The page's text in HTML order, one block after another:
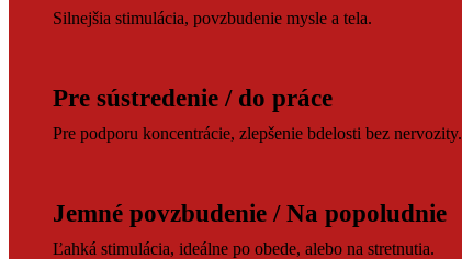
Silnejšia stimulácia, povzbudenie mysle a tela.
Pre sústredenie / do práce
Pre podporu koncentrácie, zlepšenie bdelosti bez nervozity.
Jemné povzbudenie / Na popoludnie
Ľahká stimulácia, ideálne po obede, alebo na stretnutia.